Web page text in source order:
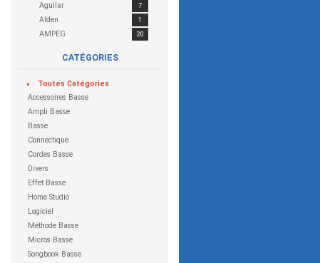
7
Aguilar
1
Alden
20
AMPEG
ApogeeCATÉGORIES
Toutes Catégories
Accessoires Basse
Ampli Basse
Basse
Connectique
Cordes Basse
Divers
Effet Basse
Home Studio
Logiciel
Méthode Basse
Micros Basse
Songbook Basse